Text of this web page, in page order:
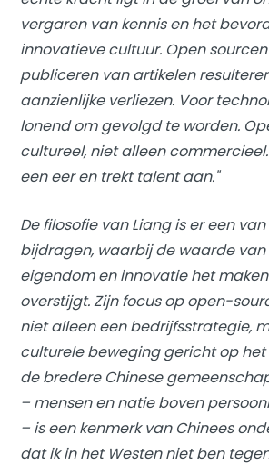
vergaren van kennis en het
innovatieve cultuur. Open
publiceren van artikelen
aanzienlijke verliezen. Voor
lonend om gevolgd te worden.
cultureel, niet alleen
een eer en trekt talent aan."
De filosofie van Liang is er een
bijdragen, waarbij de waarde
eigendom en innovatie het
overstijgt. Zijn focus op open-
niet alleen een bedrijfsstrategie,
culturele beweging gericht op het
de bredere Chinese
– mensen en natie boven
– is een kenmerk van Chinees
dat ik in het Westen niet ben